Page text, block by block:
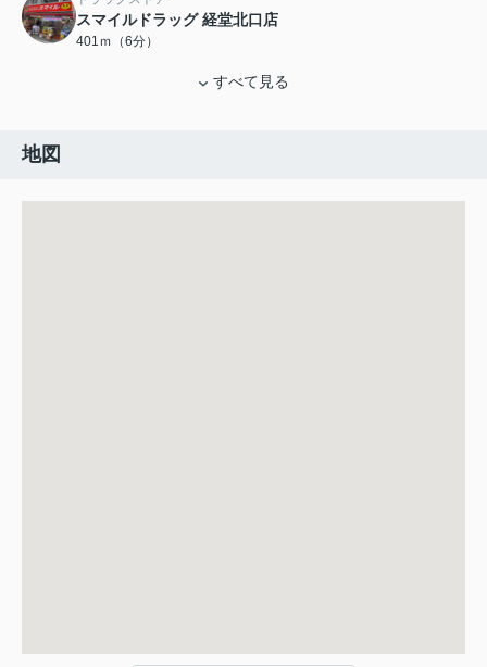
スマイルドラッグ 経堂北口店
401ｍ（6分）
すべて見る
地図